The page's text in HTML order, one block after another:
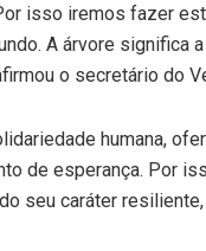
isso iremos fazer
A árvore
o secretário do
humana,
de esperança. Por
seu caráter